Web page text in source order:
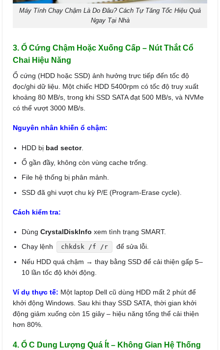
Máy Tính Chạy Chậm Là Do Đâu? Cách Tự Tăng Tốc Hiệu Quả
Ngay Tại Nhà
3. Ổ Cứng Chậm Hoặc Xuống Cấp – Nút Thắt Cổ
Chai Hiệu Năng
Ổ cứng (HDD hoặc SSD) ảnh hưởng trực tiếp đến tốc độ
đọc/ghi dữ liệu. Một chiếc HDD 5400rpm có tốc độ truy xuất
khoảng 80 MB/s, trong khi SSD SATA đạt 500 MB/s, và NVMe
có thể vượt 3000 MB/s.
Nguyên nhân khiến ổ chậm:
HDD bị bad sector.
Ổ gần đầy, không còn vùng cache trống.
File hệ thống bị phân mảnh.
SSD đã ghi vượt chu kỳ P/E (Program-Erase cycle).
Cách kiểm tra:
DùngCrystalDiskInfo xem tình trạng SMART.
Chạy lệnh
chkdsk /f /r
để sửa lỗi.
Nếu HDD quá chậm → thay bằng SSD để cải thiện gấp 5–
10 lần tốc độ khởi động.
Ví dụ thực tế: Một laptop Dell cũ dùng HDD mất 2 phút để
khởi động Windows. Sau khi thay SSD SATA, thời gian khởi
động giảm xuống còn 15 giây – hiệu năng tổng thể cải thiện
hơn 80%.
4. Ổ C Dung Lượng Quá Ít – Không Gian Hệ Thống